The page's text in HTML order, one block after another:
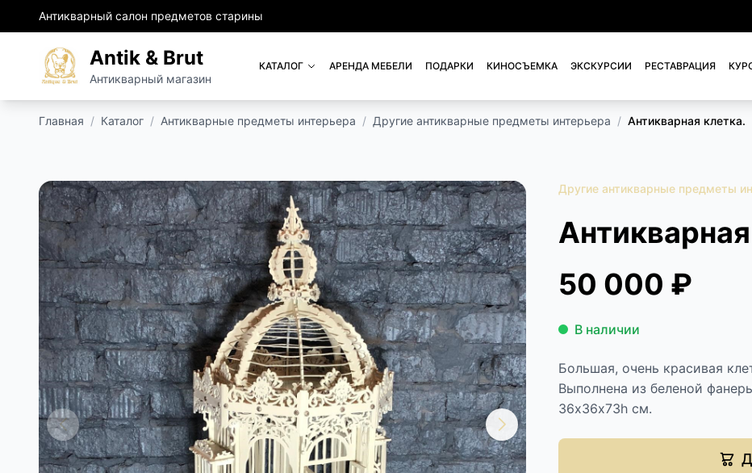
Антикварный салон предметов старины
Antik & Brut
Антикварный магазин
КАТАЛОГ АРЕНДА МЕБЕЛИ ПОДАРКИ КИНОСЪЕМКА ЭКСКУРСИИ РЕСТАВРАЦИЯ
Главная / Каталог / Антикварные предметы интерьера / Другие антикварные предметы интерьера / Антикварная клетка.
Другие антикварные предметы
50 000 ₽
В наличии
Большая, очень красивая
Выполнена из беленой
36х36х73h см.